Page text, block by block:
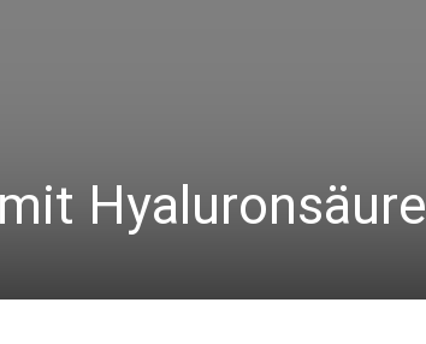
Hyaluronsäure